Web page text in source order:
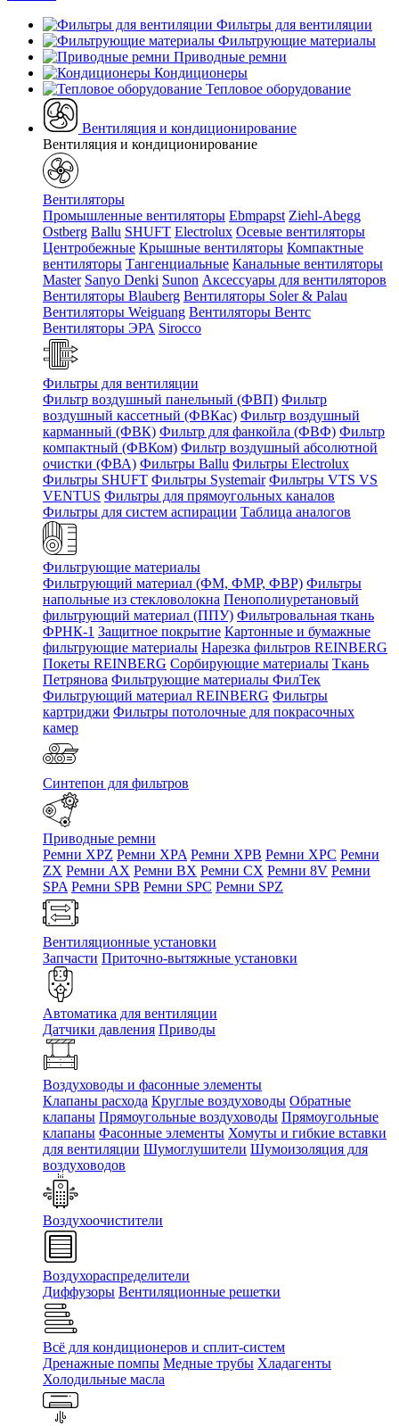
Фильтры для вентиляции
Фильтрующие материалы
Приводные ремни
Кондиционеры
Тепловое оборудование
Вентиляция и кондиционирование
Вентиляция и кондиционирование
Вентиляторы
Промышленные вентиляторы Ebmpapst Ziehl-Abegg
Ostberg Ballu SHUFT Electrolux Осевые вентиляторы
Центробежные Крышные вентиляторы Компактные
вентиляторы Тангенциальные Канальные вентиляторы
Master Sanyo Denki Sunon Аксессуары для вентиляторов
Вентиляторы Blauberg Вентиляторы Soler & Palau
Вентиляторы Weiguang Вентиляторы Вентс
Вентиляторы ЭРА Sirocco
Фильтры для вентиляции
Фильтр воздушный панельный (ФВП) Фильтр
воздушный кассетный (ФВКас) Фильтр воздушный
карманный (ФВК) Фильтр для фанкойла (ФВФ) Фильтр
компактный (ФВКом) Фильтр воздушный абсолютной
очистки (ФВА) Фильтры Ballu Фильтры Electrolux
Фильтры SHUFT Фильтры Systemair Фильтры VTS VS
VENTUS Фильтры для прямоугольных каналов
Фильтры для систем аспирации Таблица аналогов
Фильтрующие материалы
Фильтрующий материал (ФМ, ФМР, ФВР) Фильтры
напольные из стекловолокна Пенополиуретановый
фильтрующий материал (ППУ) Фильтровальная ткань
ФРНК-1 Защитное покрытие Картонные и бумажные
фильтрующие материалы Нарезка фильтров REINBERG
Покеты REINBERG Сорбирующие материалы Ткань
Петрянова Фильтрующие материалы ФилТек
Фильтрующий материал REINBERG Фильтры
картриджи Фильтры потолочные для покрасочных
камер
Синтепон для фильтров
Приводные ремни
Ремни XPZ Ремни XPA Ремни XPB Ремни XPC Ремни
ZX Ремни AX Ремни BX Ремни CX Ремни 8V Ремни
SPA Ремни SPB Ремни SPC Ремни SPZ
Вентиляционные установки
Запчасти Приточно-вытяжные установки
Автоматика для вентиляции
Датчики давления Приводы
Воздуховоды и фасонные элементы
Клапаны расхода Круглые воздуховоды Обратные
клапаны Прямоугольные воздуховоды Прямоугольные
клапаны Фасонные элементы Хомуты и гибкие вставки
для вентиляции Шумоглушители Шумоизоляция для
воздуховодов
Воздухоочистители
Воздухораспределители
Диффузоры Вентиляционные решетки
Всё для кондиционеров и сплит-систем
Дренажные помпы Медные трубы Хладагенты
Холодильные масла